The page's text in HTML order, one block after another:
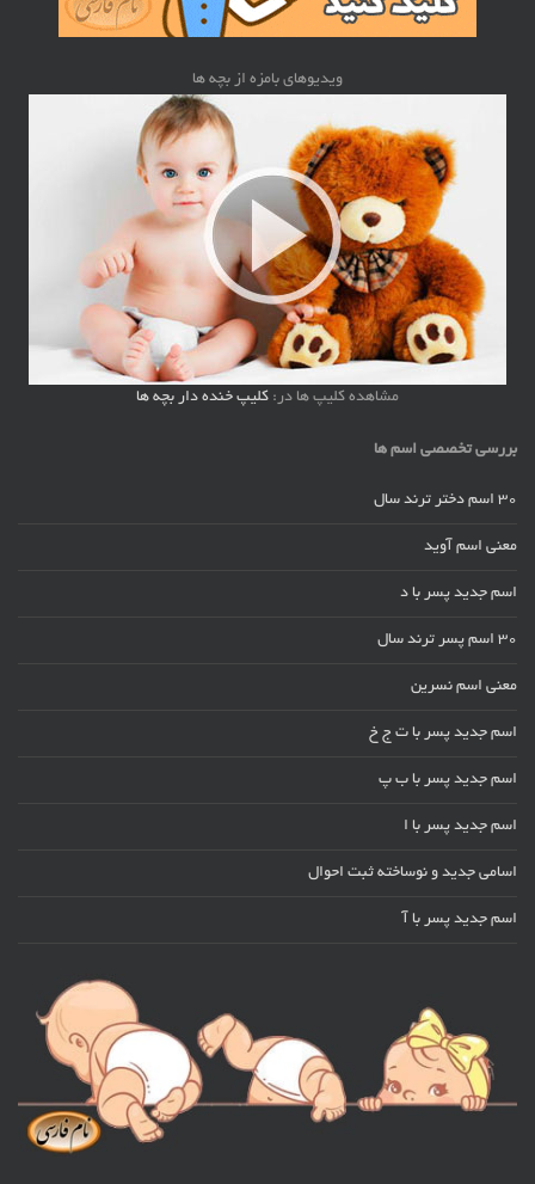
ویدیوهای بامزه از بچه ها
مشاهده کلیپ ها در: کلیپ خنده دار بچه ها
بررسی تخصصی اسم ها
30 اسم دختر ترند سال
معنی اسم آوید
اسم جدید پسر با د
30 اسم پسر ترند سال
معنی اسم نسرین
اسم جدید پسر با ت ج خ
اسم جدید پسر با ب پ
اسم جدید پسر با ا
اسامی جدید و نوساخته ثبت احوال
اسم جدید پسر با آ